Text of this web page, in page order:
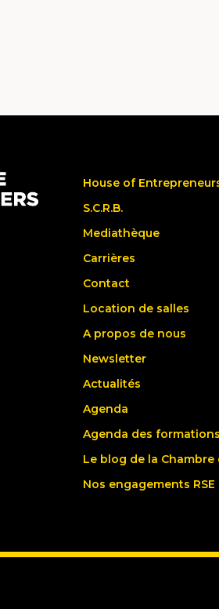
House of
S.C.R.B.
Mediathèque
Carrières
Contact
Location de salles
A propos de nous
Newsletter
Actualités
Agenda
Agenda des formations
Le blog de la Chambre
Nos engagements RSE